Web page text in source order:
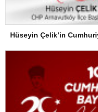
Hüseyin Çelik’in